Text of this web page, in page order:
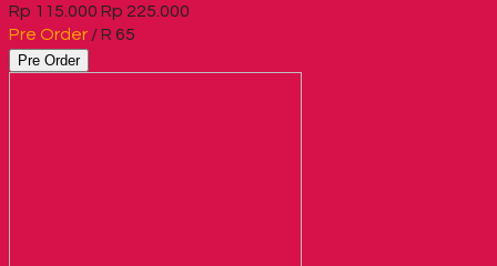
Rp 115.000 Rp 225.000
Pre Order / R 65
Pre Order